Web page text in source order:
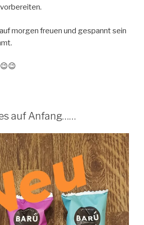
morgen freuen und gespannt sein
auf Anfang……